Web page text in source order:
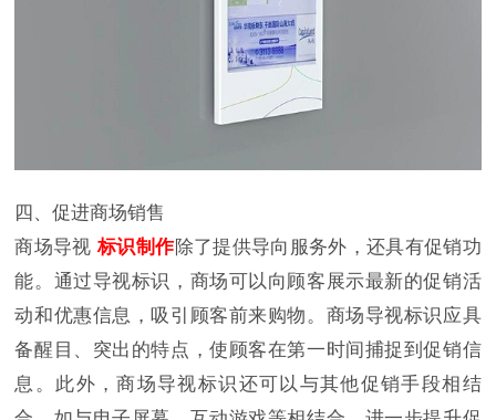
四、促进商场销售
商场导视标识制作除了提供导向服务外，还具有促销功
能。通过导视标识，商场可以向顾客展示最新的促销活
动和优惠信息，吸引顾客前来购物。商场导视标识应具
备醒目、突出的特点，使顾客在第一时间捕捉到促销信
息。此外，商场导视标识还可以与其他促销手段相结